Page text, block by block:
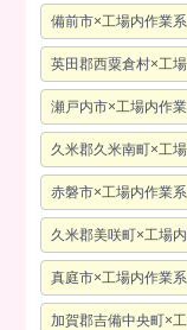
備前市×工場内作業
英田郡西粟倉村×工
瀬戸内市×工場内作
久米郡久米南町×工
赤磐市×工場内作業
久米郡美咲町×工場
真庭市×工場内作業
加賀郡吉備中央町×